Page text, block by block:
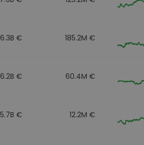
6.3B € 185.2M €
6.2B € 60.4M €
5.7B € 12.2M €